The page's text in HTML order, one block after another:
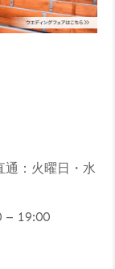
通：火曜日・水
– 19:00